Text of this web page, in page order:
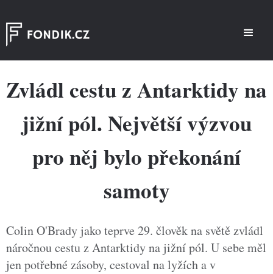
Zvládl cestu z Antarktidy na
jižní pól. Největší výzvou
pro něj bylo překonání
samoty
Colin O'Brady jako teprve 29. člověk na světě zvládl
náročnou cestu z Antarktidy na jižní pól. U sebe měl
jen potřebné zásoby, cestoval na lyžích a v